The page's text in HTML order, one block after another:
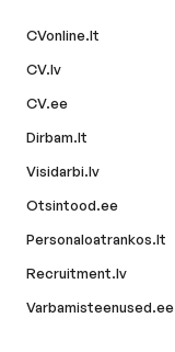
CVonline.lt
CV.lv
CV.ee
Dirbam.lt
Visidarbi.lv
Otsintood.ee
Personaloatrankos.lt
Recruitment.lv
Varbamisteenused.ee